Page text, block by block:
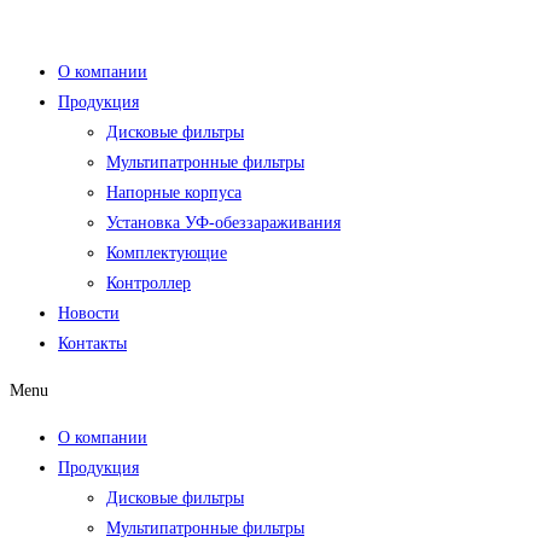
содержимому
О компании
Продукция
Дисковые фильтры
Мультипатронные фильтры
Напорные корпуса
Установка УФ-обеззараживания
Комплектующие
Контроллер
Новости
Контакты
Menu
О компании
Продукция
Дисковые фильтры
Мультипатронные фильтры